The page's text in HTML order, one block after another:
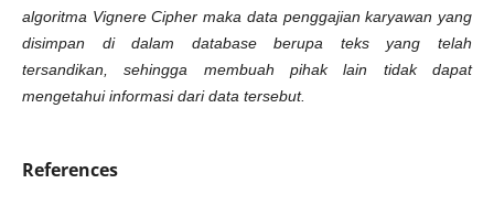
algoritma Vignere Cipher maka data penggajian karyawan yang
disimpan di dalam database berupa teks yang telah
tersandikan, sehingga membuah pihak lain tidak dapat
mengetahui informasi dari data tersebut.
References